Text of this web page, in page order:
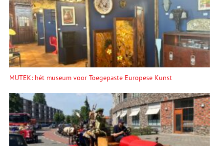
MUTEK: hét museum voor Toegepaste Europese Kunst